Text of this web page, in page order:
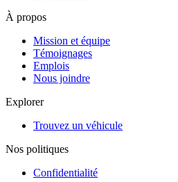
À propos
Mission et équipe
Témoignages
Emplois
Nous joindre
Explorer
Trouvez un véhicule
Nos politiques
Confidentialité